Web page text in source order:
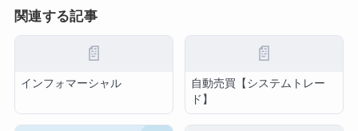
関連する記事
📄
インフォマーシャル
📄
自動売買【システムトレー
ド】